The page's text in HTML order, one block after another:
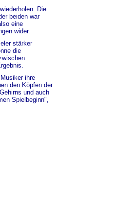
Die
beiden war
eine
wider.
stärker
die
ihre
den Köpfen der
und auch
Spielbeginn",